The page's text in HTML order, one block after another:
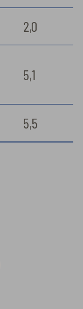
2,0
5,1
5,5